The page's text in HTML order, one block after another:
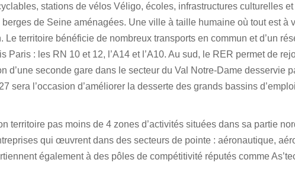
stations de vélos Véligo, écoles, infrastructures culturelles et
de Seine aménagées. Une ville à taille humaine où tout est à
territoire bénéficie de nombreux transports en commun et d’un
: les RN 10 et 12, l’A14 et l’A10. Au sud, le RER permet de
d’une seconde gare dans le secteur du Val Notre-Dame desservie
sera l’occasion d’améliorer la desserte des grands bassins
territoire pas moins de 4 zones d’activités situées dans sa partie
qui œuvrent dans des secteurs de pointe : aéronautique,
également à des pôles de compétitivité réputés comme